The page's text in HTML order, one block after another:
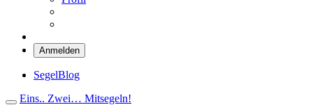
Anmelden
SegelBlog
Eins.. Zwei… Mitsegeln!